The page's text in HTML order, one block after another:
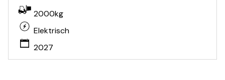
2000kg
Elektrisch
2027